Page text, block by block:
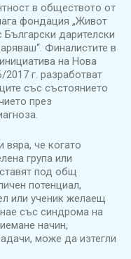
в обществото от
фондация „Живот
дарителски
Финалистите в
на Нова
г. разработват
със състоянието
през
вяра, че когато
група или
под общ
потенциал,
или ученик желаещ
със синдрома на
начин,
може да изтегли